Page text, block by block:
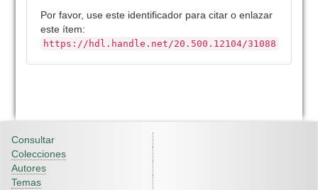
Por favor, use este identificador para citar o enlazar
este ítem:
https://hdl.handle.net/20.500.12104/31088
Consultar
Colecciones
Autores
Temas